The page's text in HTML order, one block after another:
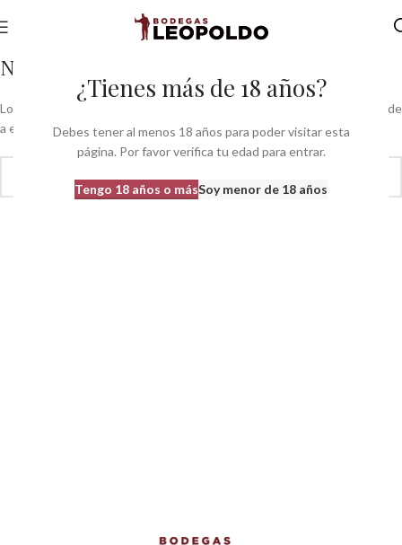
¿Tienes más de 18 años?
Debes tener al menos 18 años para poder visitar esta
página. Por favor verifica tu edad para entrar.
Tengo 18 años o másSoy menor de 18 años
No hay ningún resultado
Lo siento, pero no se encontraron resultados. Tal vez la búsqueda ayude
a encontrar una publicación relacionada.